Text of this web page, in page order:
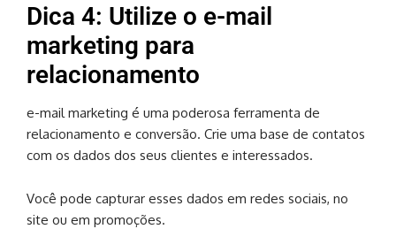
Dica 4: Utilize o e-mail
marketing para
relacionamento
e-mail marketing é uma poderosa ferramenta de
relacionamento e conversão. Crie uma base de contatos
com os dados dos seus clientes e interessados.
Você pode capturar esses dados em redes sociais, no
site ou em promoções.